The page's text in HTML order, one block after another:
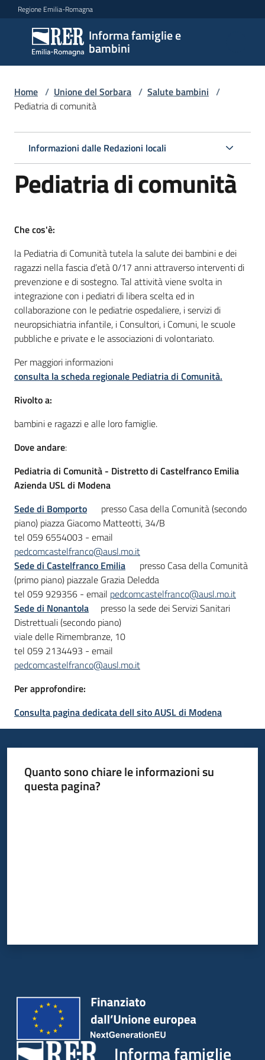
Vai al contenuto
Vai alla navigazione
Vai al footer
Regione Emilia-Romagna
Informa famiglie e
bambini
Informa
famiglie
e
bambini
Argomenti
Servizi
per
famiglie
Informazioni
locali
Home / Unione del Sorbara / Salute bambini /
Pediatria di comunità
Informazioni dalle Redazioni locali
Pediatria di comunità
Che cos'è:
la Pediatria di Comunità tutela la salute dei bambini e dei
ragazzi nella fascia d’età 0/17 anni attraverso interventi di
prevenzione e di sostegno. Tal attività viene svolta in
integrazione con i pediatri di libera scelta ed in
collaborazione con le pediatrie ospedaliere, i servizi di
neuropsichiatria infantile, i Consultori, i Comuni, le scuole
pubbliche e private e le associazioni di volontariato.
Per maggiori informazioni
consulta la scheda regionale Pediatria di Comunità.
Rivolto a:
bambini e ragazzi e alle loro famiglie.
Dove andare:
Pediatria di Comunità - Distretto di Castelfranco Emilia
Azienda USL di Modena
Sede di Bomporto
presso Casa della Comunità (secondo
piano) piazza Giacomo Matteotti, 34/B
tel 059 6554003 - email
pedcomcastelfranco@ausl.mo.it
Sede di Castelfranco Emilia
presso Casa della Comunità
(primo piano) piazzale Grazia Deledda
tel 059 929356 - email pedcomcastelfranco@ausl.mo.it
Sede di Nonantola
presso la sede dei Servizi Sanitari
Distrettuali (secondo piano)
viale delle Rimembranze, 10
tel 059 2134493 - email
pedcomcastelfranco@ausl.mo.it
Per approfondire:
Consulta pagina dedicata dell sito AUSL di Modena
Quanto sono chiare le informazioni su
questa pagina?
Informa famiglie